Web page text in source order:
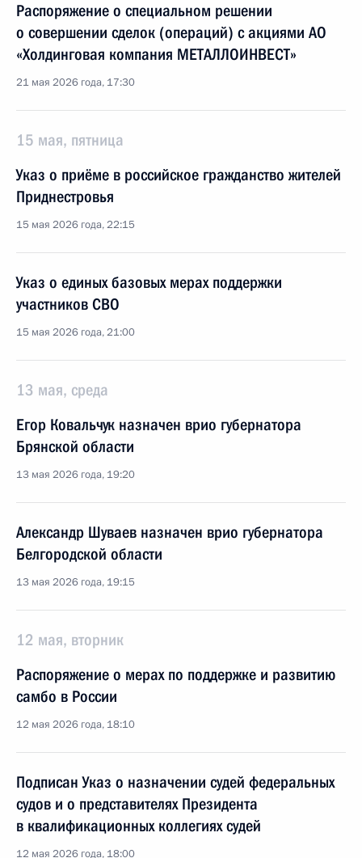
Распоряжение о специальном решении
о совершении сделок (операций) с акциями АО
«Холдинговая компания МЕТАЛЛОИНВЕСТ»
21 мая 2026 года, 17:30
15 мая, пятница
Указ о приёме в российское гражданство жителей
Приднестровья
15 мая 2026 года, 22:15
Указ о единых базовых мерах поддержки
участников СВО
15 мая 2026 года, 21:00
13 мая, среда
Егор Ковальчук назначен врио губернатора
Брянской области
13 мая 2026 года, 19:20
Александр Шуваев назначен врио губернатора
Белгородской области
13 мая 2026 года, 19:15
12 мая, вторник
Распоряжение о мерах по поддержке и развитию
самбо в России
12 мая 2026 года, 18:10
Подписан Указ о назначении судей федеральных
судов и о представителях Президента
в квалификационных коллегиях судей
12 мая 2026 года, 18:00